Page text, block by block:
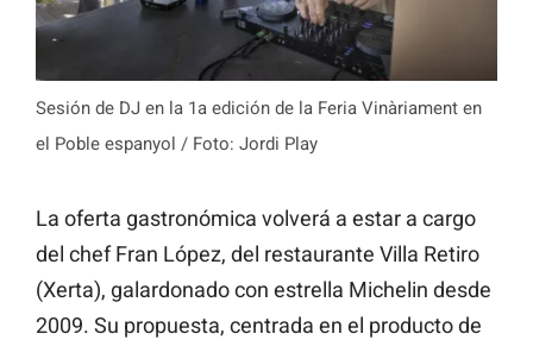
Sesión de DJ en la 1a edición de la Feria Vinàriament en
el Poble espanyol / Foto: Jordi Play
La oferta gastronómica volverá a estar a cargo
del chef Fran López, del restaurante Villa Retiro
(Xerta), galardonado con estrella Michelin desde
2009. Su propuesta, centrada en el producto de